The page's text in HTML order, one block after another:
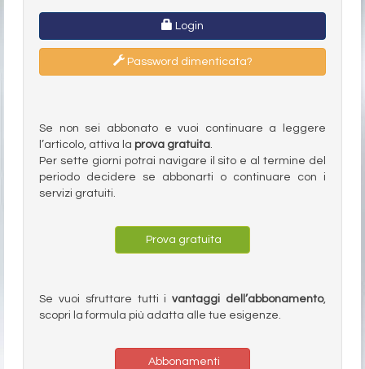
Login
Password dimenticata?
Se non sei abbonato e vuoi continuare a leggere
l’articolo, attiva la prova gratuita.
Per sette giorni potrai navigare il sito e al termine del
periodo decidere se abbonarti o continuare con i
servizi gratuiti.
Prova gratuita
Se vuoi sfruttare tutti ivantaggi dell’abbonamento,
scopri la formula più adatta alle tue esigenze.
Abbonamenti